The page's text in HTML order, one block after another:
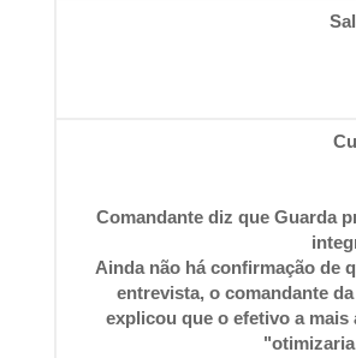
Comandante diz que Guarda
Ainda não há confirmação de
entrevista, o comandante
explicou que o efetivo a